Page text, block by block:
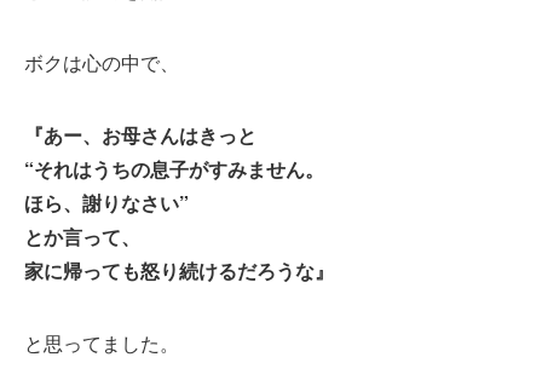
ボクは心の中で、
『あー、お母さんはきっと
“それはうちの息子がすみません。
ほら、謝りなさい”
とか言って、
家に帰っても怒り続けるだろうな』
と思ってました。